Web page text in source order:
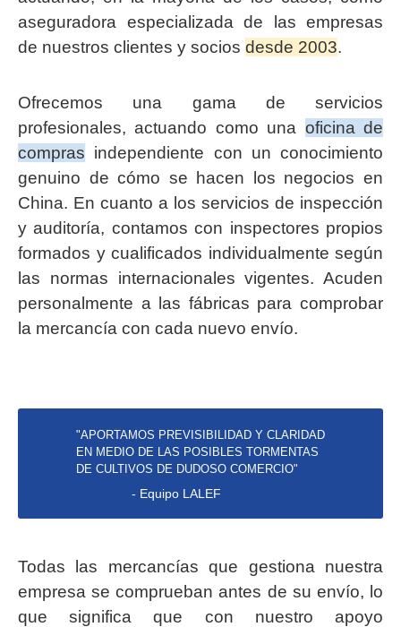
aseguradora especializada de las empresas
de nuestros clientes y socios desde 2003.
Ofrecemos una gama de servicios
profesionales, actuando como una oficina de
compras independiente con un conocimiento
genuino de cómo se hacen los negocios en
China. En cuanto a los servicios de inspección
y auditoría, contamos con inspectores propios
formados y cualificados individualmente según
las normas internacionales vigentes. Acuden
personalmente a las fábricas para comprobar
la mercancía con cada nuevo envío.
"APORTAMOS PREVISIBILIDAD Y CLARIDAD
EN MEDIO DE LAS POSIBLES TORMENTAS
DE CULTIVOS DE DUDOSO COMERCIO"
- Equipo LALEF
Todas las mercancías que gestiona nuestra
empresa se comprueban antes de su envío, lo
que significa que con nuestro apoyo